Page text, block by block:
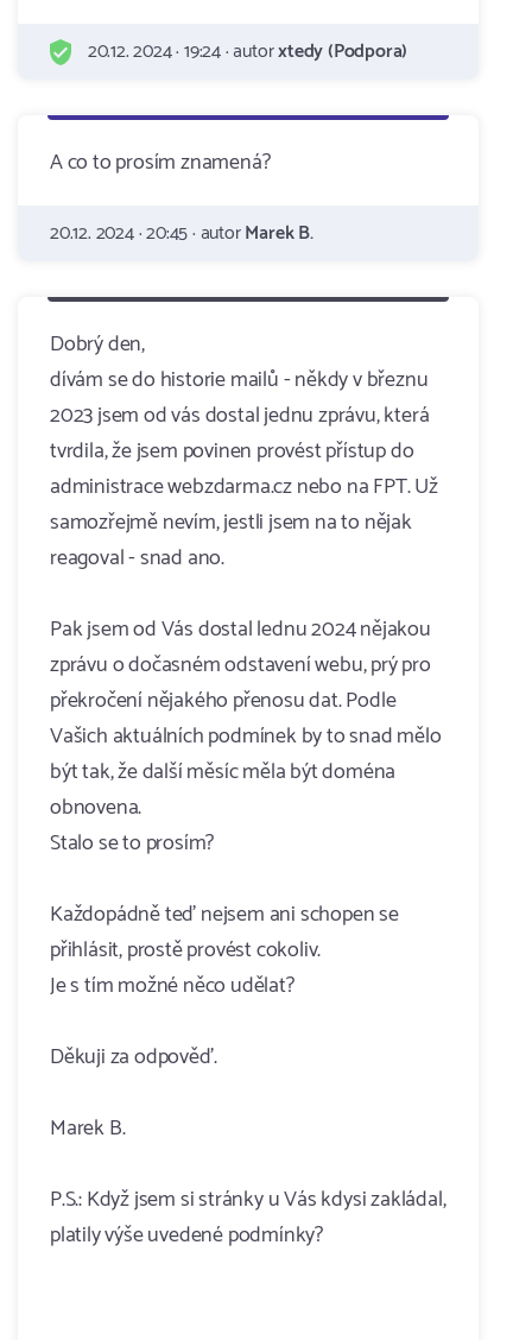
20.12. 2024 · 19:24 · autorxtedy (Podpora)
A co to prosím znamená?
20.12. 2024 · 20:45 · autorMarek B.
Dobrý den,
dívám se do historie mailů - někdy v březnu
2023 jsem od vás dostal jednu zprávu, která
tvrdila, že jsem povinen provést přístup do
administrace webzdarma.cz nebo na FPT. Už
samozřejmě nevím, jestli jsem na to nějak
reagoval - snad ano.
Pak jsem od Vás dostal lednu 2024 nějakou
zprávu o dočasném odstavení webu, prý pro
překročení nějakého přenosu dat. Podle
Vašich aktuálních podmínek by to snad mělo
být tak, že další měsíc měla být doména
obnovena.
Stalo se to prosím?
Každopádně teď nejsem ani schopen se
přihlásit, prostě provést cokoliv.
Je s tím možné něco udělat?
Děkuji za odpověď.
Marek B.
P.S.: Když jsem si stránky u Vás kdysi zakládal,
platily výše uvedené podmínky?